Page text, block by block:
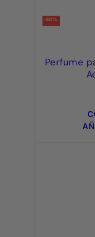
50%
Perfume